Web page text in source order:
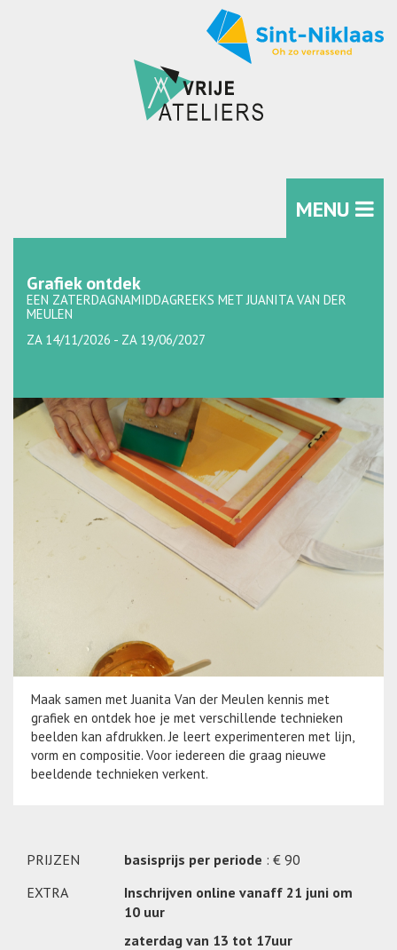
MENU
Grafiek ontdek
EEN ZATERDAGNAMIDDAGREEKS MET JUANITA VAN DER
MEULEN
ZA 14/11/2026 - ZA 19/06/2027
Maak samen met Juanita Van der Meulen kennis met
grafiek en ontdek hoe je met verschillende technieken
beelden kan afdrukken. Je leert experimenteren met lijn,
vorm en compositie. Voor iedereen die graag nieuwe
beeldende technieken verkent.
PRIJZEN basisprijs per periode : € 90
EXTRA
Inschrijven online vanaff 21 juni om
10 uur
zaterdag van 13 tot 17uur